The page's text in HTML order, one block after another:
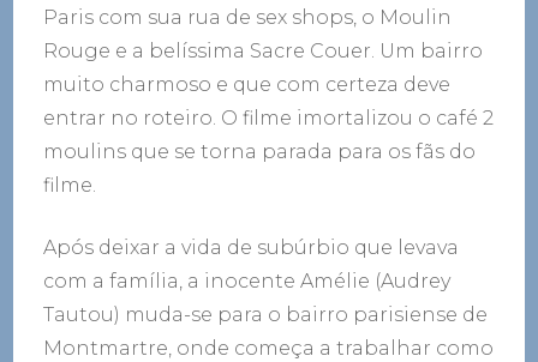
Paris com sua rua de sex shops, o Moulin
Rouge e a belíssima Sacre Couer. Um bairro
muito charmoso e que com certeza deve
entrar no roteiro. O filme imortalizou o café 2
moulins que se torna parada para os fãs do
filme.
Após deixar a vida de subúrbio que levava
com a família, a inocente Amélie (Audrey
Tautou) muda-se para o bairro parisiense de
Montmartre, onde começa a trabalhar como